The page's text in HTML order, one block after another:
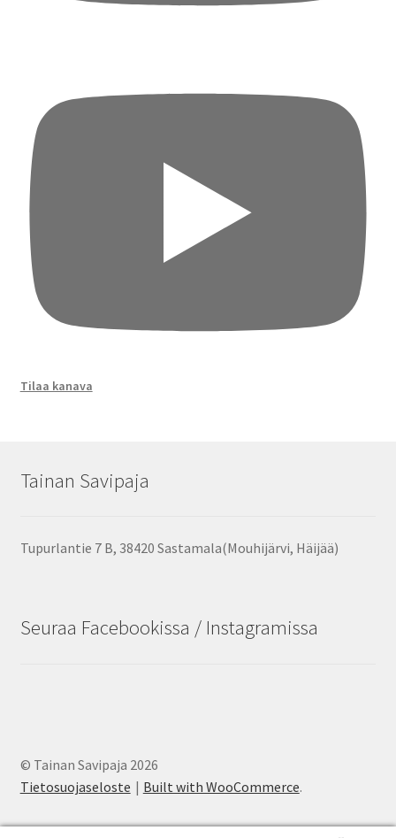
Tilaa kanava
Tainan Savipaja
Tupurlantie 7 B, 38420 Sastamala(Mouhijärvi, Häijää)
Seuraa Facebookissa / Instagramissa
© Tainan Savipaja 2026
Tietosuojaseloste
Built with WooCommerce.